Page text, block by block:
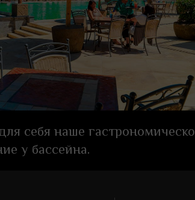
себя наше
у бассейна.